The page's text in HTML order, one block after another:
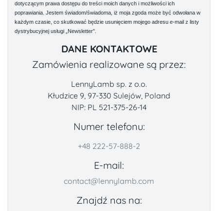
dotyczącym prawa dostępu do treści moich danych i możliwości ich
poprawiania. Jestem świadom/świadoma, iż moja zgoda może być odwołana w
każdym czasie, co skutkować będzie usunięciem mojego adresu e-mail z listy
dystrybucyjnej usługi „Newsletter”.
DANE KONTAKTOWE
Zamówienia realizowane są przez:
LennyLamb sp. z o.o.
Kłudzice 9, 97-330 Sulejów, Poland
NIP: PL 521-375-26-14
Numer telefonu:
+48 222-57-888-2
E-mail:
contact@lennylamb.com
Znajdź nas na: